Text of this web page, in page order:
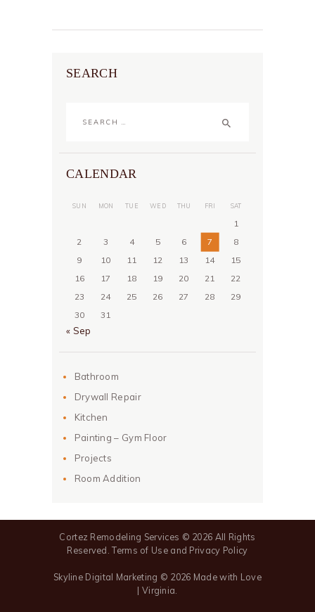
SEARCH
CALENDAR
SUN MON TUE WED THU FRI SAT
1
2
3 4 5 6 7
8
9
10 11 12 13 14
15
16
17 18 19 20 21
22
23
24 25 26 27 28
29
30
31
« Sep
Bathroom
Drywall Repair
Kitchen
Painting – Gym Floor
Projects
Room Addition
Cortez Remodeling Services © 2026 All Rights
Reserved.Terms of Useand Privacy Policy
Skyline Digital Marketing © 2026 Made with Love
| Virginia.